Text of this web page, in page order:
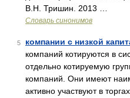
В.Н. Тришин. 2013 …
Словарь синонимов
5 компании с низкой
компаний котируются в
отдельно котируемую
компаний. Они имеют
активно участвуют в